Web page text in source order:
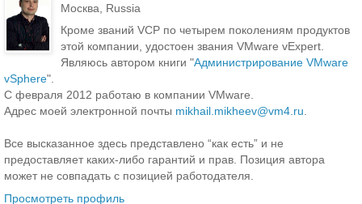
Москва, Russia
Кроме званий VCP по четырем поколениям продуктов
этой компании, удостоен звания VMware vExpert.
Являюсь автором книги "Администрирование VMware
vSphere".
С февраля 2012 работаю в компании VMware.
Адрес моей электронной почты mikhail.mikheev@vm4.ru.
Все высказанное здесь представлено “как есть” и не
предоставляет каких-либо гарантий и прав. Позиция автора
может не совпадать с позицией работодателя.
Просмотреть профиль